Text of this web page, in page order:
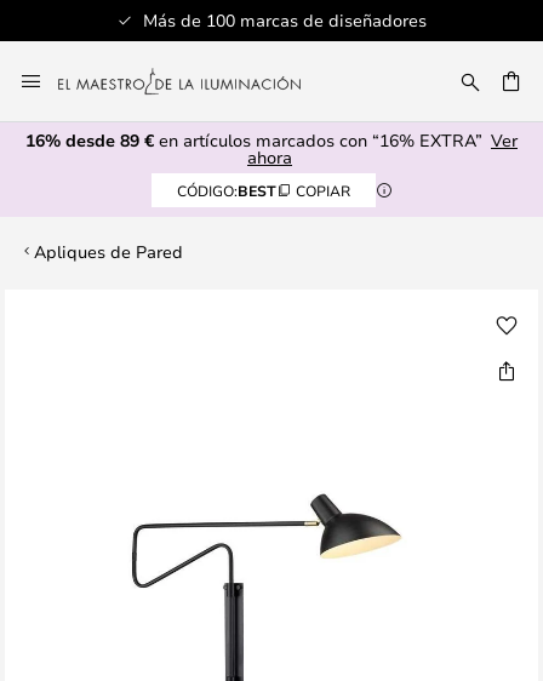
Más de 100 marcas de diseñadores
al
contenido
16% desde 89 € en artículos marcados con “16% EXTRA” Ver
ahora
CÓDIGO:BEST COPIAR
Apliques de Pared